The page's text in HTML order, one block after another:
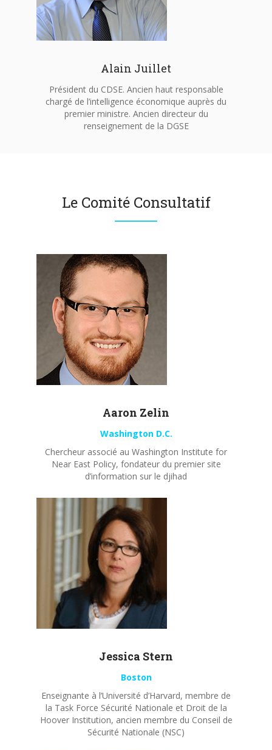
Alain Juillet
Président du CDSE. Ancien haut responsable
chargé de l’intelligence économique auprès du
premier ministre. Ancien directeur du
renseignement de la DGSE
Le Comité Consultatif
Aaron Zelin
Washington D.C.
Chercheur associé au Washington Institute for
Near East Policy, fondateur du premier site
d’information sur le djihad
Jessica Stern
Boston
Enseignante à l’Université d’Harvard, membre de
la Task Force Sécurité Nationale et Droit de la
Hoover Institution, ancien membre du Conseil de
Sécurité Nationale (NSC)